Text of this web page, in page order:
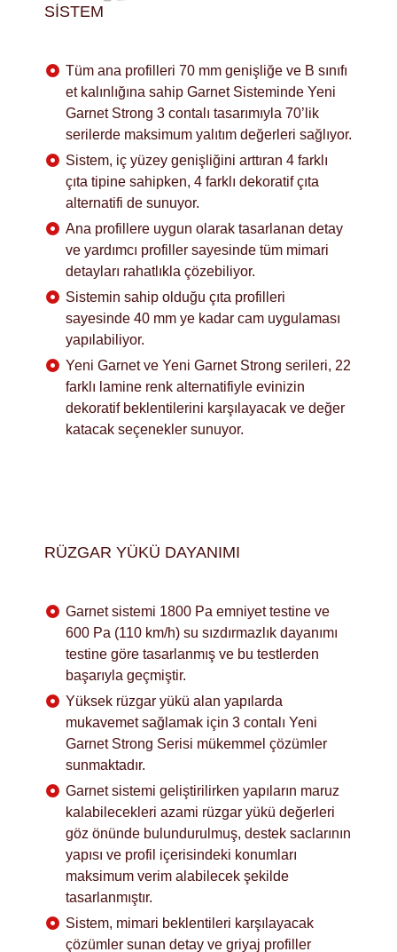
SISTEM
Tüm ana profilleri 70 mm genişliğe ve B sınıfı
et kalınlığına sahip Garnet Sisteminde Yeni
Garnet Strong 3 contalı tasarımıyla 70’lik
serilerde maksimum yalıtım değerleri sağlıyor.
Sistem, iç yüzey genişliğini arttıran 4 farklı
çıta tipine sahipken, 4 farklı dekoratif çıta
alternatifi de sunuyor.
Ana profillere uygun olarak tasarlanan detay
ve yardımcı profiller sayesinde tüm mimari
detayları rahatlıkla çözebiliyor.
Sistemin sahip olduğu çıta profilleri
sayesinde 40 mm ye kadar cam uygulaması
yapılabiliyor.
Yeni Garnet ve Yeni Garnet Strong serileri, 22
farklı lamine renk alternatifiyle evinizin
dekoratif beklentilerini karşılayacak ve değer
katacak seçenekler sunuyor.
RÜZGAR YÜKÜ DAYANIMI
Garnet sistemi 1800 Pa emniyet testine ve
600 Pa (110 km/h) su sızdırmazlık dayanımı
testine göre tasarlanmış ve bu testlerden
başarıyla geçmiştir.
Yüksek rüzgar yükü alan yapılarda
mukavemet sağlamak için 3 contalı Yeni
Garnet Strong Serisi mükemmel çözümler
sunmaktadır.
Garnet sistemi geliştirilirken yapıların maruz
kalabilecekleri azami rüzgar yükü değerleri
göz önünde bulundurulmuş, destek saclarının
yapısı ve profil içerisindeki konumları
maksimum verim alabilecek şekilde
tasarlanmıştır.
Sistem, mimari beklentileri karşılayacak
çözümler sunan detay ve griyaj profiller